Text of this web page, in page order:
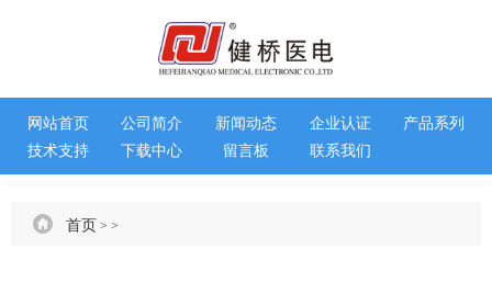
网站首页 公司简介 新闻动态 企业认证
产品系列
技术支持
下载中心 留言板 联系我们
首页 > >